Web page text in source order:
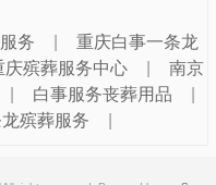
务
重庆白事一条龙
庆殡葬服务中心
南京
白事服务丧葬用品
殡葬服务